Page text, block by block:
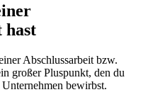
hast
Abschlussarbeit bzw.
großer Pluspunkt, den du
bewirbst.